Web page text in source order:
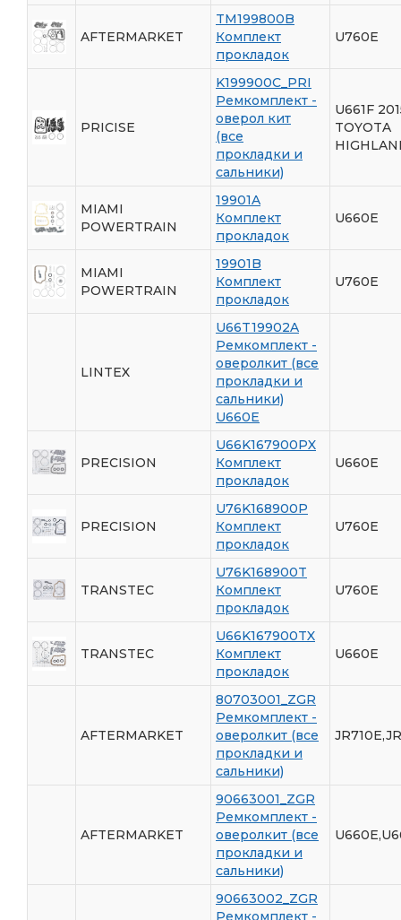
AFTERMARKET
TM199800B
Комплект
прокладок
U760E
PRICISE
K199900C_PRI
Ремкомплект -
оверол кит
(все
прокладки и
сальники)
U661F
TOYOTA
MIAMI
POWERTRAIN
19901A
Комплект
прокладок
U660E
MIAMI
POWERTRAIN
19901B
Комплект
прокладок
U760E
LINTEX
U66T19902A
Ремкомплект -
оверолкит (все
прокладки и
сальники)
U660E
PRECISION
U66K167900PX
Комплект
прокладок
U660E
PRECISION
U76K168900P
Комплект
прокладок
U760E
TRANSTEC
U76K168900T
Комплект
прокладок
U760E
TRANSTEC
U66K167900TX
Комплект
прокладок
U660E
AFTERMARKET
80703001_ZGR
Ремкомплект -
оверолкит (все
прокладки и
сальники)
AFTERMARKET
90663001_ZGR
Ремкомплект -
оверолкит (все
прокладки и
сальники)
90663002_ZGR
Ремкомплект -